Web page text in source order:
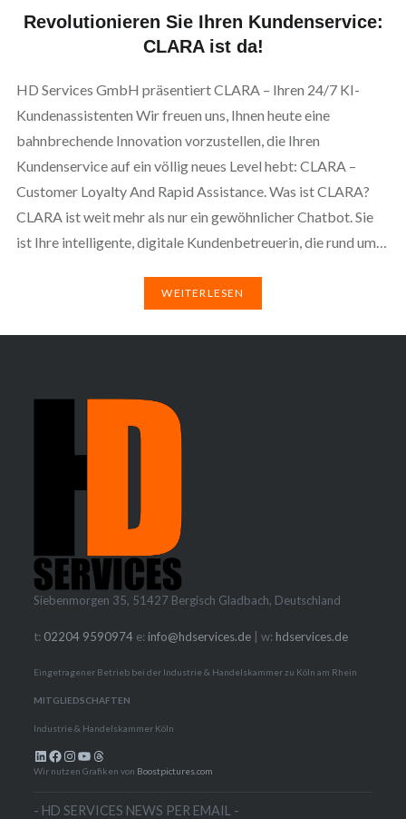
Revolutionieren Sie Ihren Kundenservice:
CLARA ist da!
HD Services GmbH präsentiert CLARA – Ihren 24/7 KI-
Kundenassistenten Wir freuen uns, Ihnen heute eine
bahnbrechende Innovation vorzustellen, die Ihren
Kundenservice auf ein völlig neues Level hebt: CLARA –
Customer Loyalty And Rapid Assistance. Was ist CLARA?
CLARA ist weit mehr als nur ein gewöhnlicher Chatbot. Sie
ist Ihre intelligente, digitale Kundenbetreuerin, die rund um…
WEITERLESEN
Siebenmorgen 35, 51427 Bergisch Gladbach, Deutschland
t: 02204 9590974 e: info@hdservices.de | w: hdservices.de
Eingetragener Betrieb bei der Industrie & Handelskammer zu Köln am Rhein
MITGLIEDSCHAFTEN
Industrie & Handelskammer Köln
LinkedIn Facebook Instagram YouTube Threads
Wir nutzen Grafiken von Boostpictures.com
- HD SERVICES NEWS PER EMAIL -